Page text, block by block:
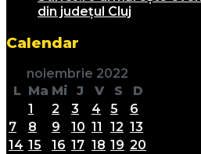
din județul Cluj
Calendar
noiembrie 2022
L Ma Mi J V S
D
1
2 3 4 5
6
7
8 9 10 11 12 13
14 15 16 17 18 19 20